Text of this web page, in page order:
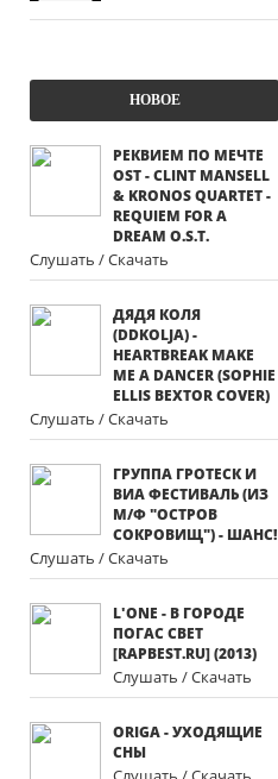
НОВОЕ
РЕКВИЕМ ПО МЕЧТЕ
OST - CLINT MANSELL
& KRONOS QUARTET -
REQUIEM FOR A
DREAM O.S.T.
Слушать / Скачать
ДЯДЯ КОЛЯ
(DDKOLJA) -
HEARTBREAK MAKE
ME A DANCER (SOPHIE
ELLIS BEXTOR COVER)
Слушать / Скачать
ГРУППА ГРОТЕСК И
ВИА ФЕСТИВАЛЬ (ИЗ
М/Ф "ОСТРОВ
СОКРОВИЩ") - ШАНС!
Слушать / Скачать
L'ONE - В ГОРОДЕ
ПОГАС СВЕТ
[RAPBEST.RU] (2013)
Слушать / Скачать
ORIGA - УХОДЯЩИЕ
СНЫ